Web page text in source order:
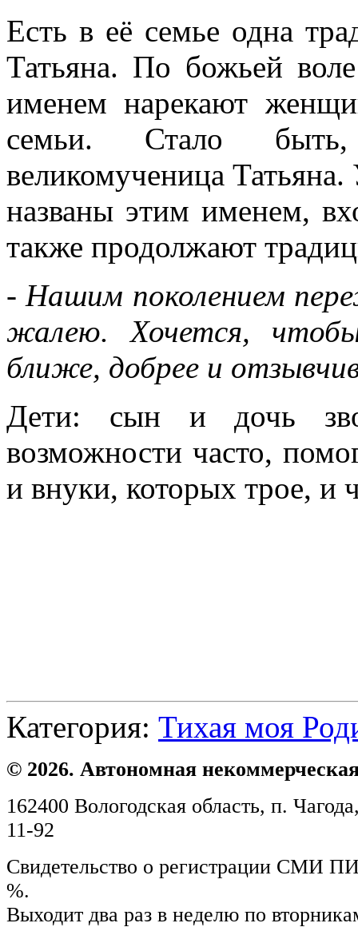
Есть в её семье одна
Татьяна. По божьей
именем нарекают
семьи. Стало быть,
великомученица
названы этим именем,
также продолжают
- Нашим поколением
жалею. Хочется,
ближе, добрее и
Дети: сын и дочь
возможности часто,
и внуки, которых трое, и
Категория: Тихая моя
© 2026. Автономная
162400 Вологодская область, п.
11-92
Свидетельство о регистрации СМИ
%.
Выходит два раз в неделю по